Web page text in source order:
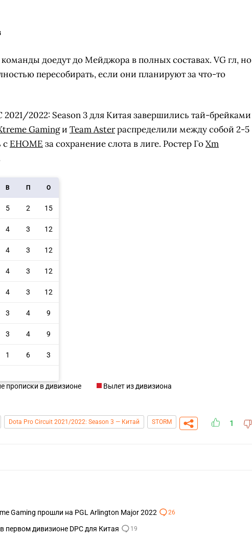
доедут до Мейджора в полных составах. VG гл, но
пересобирать, если они планируют за что-то
2022: Season 3 для Китая завершились тай-брейками
Gamingи Team Asterраспределили между собой 2-5
с EHOME за сохранение слота в лиге. Ростер ГоXm
В П О
5 2 15
4 3 12
4 3 12
4 3 12
4 3 12
3 4 9
3 4 9
1 6 3
прописки в дивизионе Вылет из дивизиона
Dota Pro Circuit 2021/2022: Season 3 — Китай STORM 1
Gaming прошли на PGL Arlington Major 2022 26
первом дивизионе DPC для Китая 19